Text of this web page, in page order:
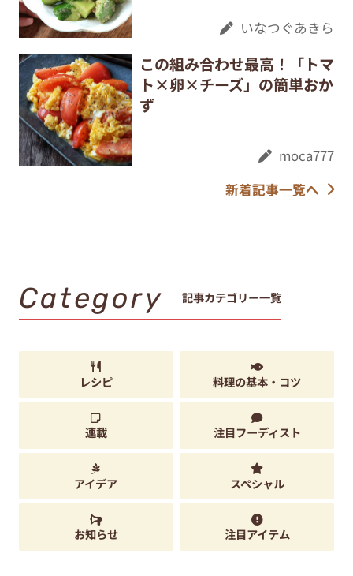
いなつぐあきら
この組み合わせ最高！「トマ
ト×卵×チーズ」の簡単おか
ず
moca777
新着記事一覧へ
Category 記事カテゴリー一覧
レシピ 料理の基本・コツ
連載 注目フーディスト
アイデア スペシャル
お知らせ 注目アイテム